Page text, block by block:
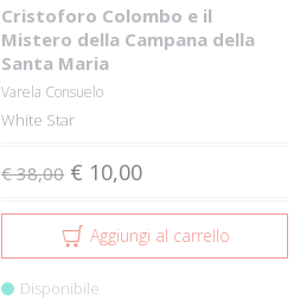
Cristoforo Colombo e il
Mistero della Campana della
Santa Maria
Varela Consuelo
White Star
€ 38,00 € 10,00
Aggiungi al carrello
Disponibile